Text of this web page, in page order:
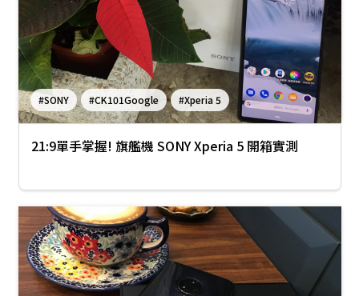
#SONY #CK101Google #Xperia 5
21:9單手掌握! 旗艦機 SONY Xperia 5 開箱實測